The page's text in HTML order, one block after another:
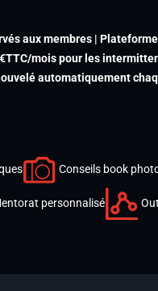
aux membres |
mois pour les
automatiquement
Conseils book
personnalisé